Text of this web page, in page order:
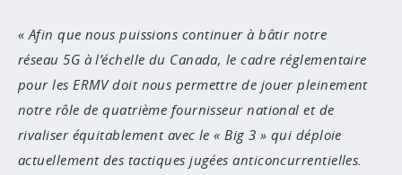
Afin que nous puissions continuer à bâtir notre
réseau 5G à l’échelle du Canada, le cadre réglementaire
pour les ERMV doit nous permettre de jouer pleinement
notre rôle de quatrième fournisseur national et de
rivaliser équitablement avec le « Big 3 » qui déploie
actuellement des tactiques jugées anticoncurrentielles.